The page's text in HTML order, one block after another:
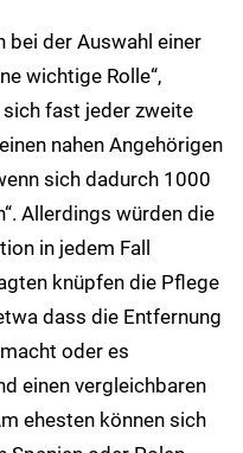
bei der Auswahl einer
wichtige Rolle“,
fast jeder zweite
nahen Angehörigen
sich dadurch 1000
Allerdings würden die
in jedem Fall
knüpfen die Pflege
dass die Entfernung
oder es
einen vergleichbaren
ehesten können sich